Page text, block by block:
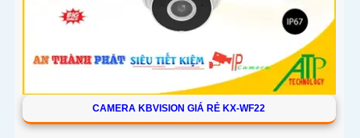
CAMERA KBVISION GIÁ RẺ KX-WF22